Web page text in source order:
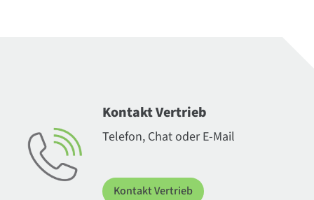
Kontakt Vertrieb
Telefon, Chat oder E-Mail
Kontakt Vertrieb